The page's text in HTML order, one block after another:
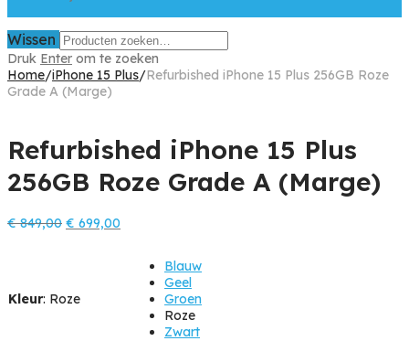
Wissen
Druk Enter om te zoeken
Home/iPhone 15 Plus/Refurbished iPhone 15 Plus 256GB Roze
Grade A (Marge)
Refurbished iPhone 15 Plus
256GB Roze Grade A (Marge)
€849,00 Oorspronkelijke
€ 699,00
€ 699,00.
Kleur: Roze
Blauw
Geel
Groen
Roze
Zwart